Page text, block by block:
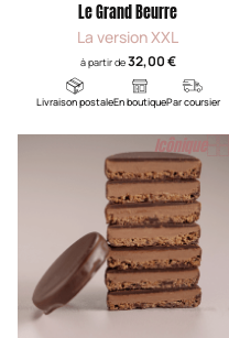
Le Grand Beurre
La version XXL
à partir de32,00 €
Livraison postaleEn boutiquePar coursier
Icônique